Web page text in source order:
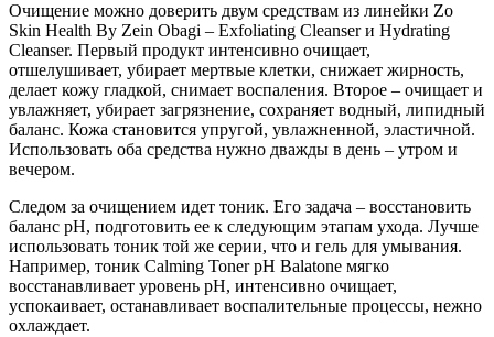
Очищение можно доверить двум средствам из линейки Zo
Skin Health By Zein Obagi – Exfoliating Cleanser и Hydrating
Cleanser. Первый продукт интенсивно очищает,
отшелушивает, убирает мертвые клетки, снижает жирность,
делает кожу гладкой, снимает воспаления. Второе – очищает и
увлажняет, убирает загрязнение, сохраняет водный, липидный
баланс. Кожа становится упругой, увлажненной, эластичной.
Использовать оба средства нужно дважды в день – утром и
вечером.
Следом за очищением идет тоник. Его задача – восстановить
баланс pH, подготовить ее к следующим этапам ухода. Лучше
использовать тоник той же серии, что и гель для умывания.
Например, тоник Calming Toner pH Balatone мягко
восстанавливает уровень pH, интенсивно очищает,
успокаивает, останавливает воспалительные процессы, нежно
охлаждает.